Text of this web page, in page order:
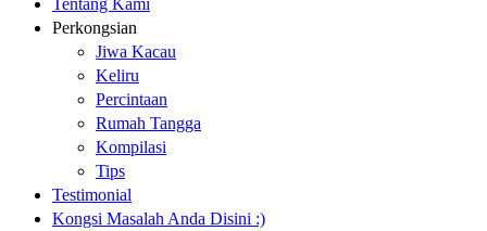
Tentang Kami
Perkongsian
Jiwa Kacau
Keliru
Percintaan
Rumah Tangga
Kompilasi
Tips
Testimonial
Kongsi Masalah Anda Disini :)